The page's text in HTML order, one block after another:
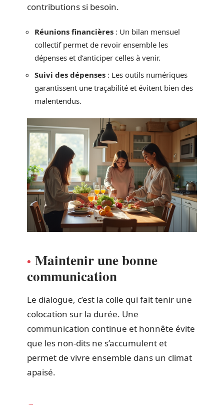
contributions si besoin.
Réunions financières : Un bilan mensuel
collectif permet de revoir ensemble les
dépenses et d’anticiper celles à venir.
Suivi des dépenses : Les outils numériques
garantissent une traçabilité et évitent bien des
malentendus.
Maintenir une bonne
communication
Le dialogue, c’est la colle qui fait tenir une
colocation sur la durée. Une
communication continue et honnête évite
que les non-dits ne s’accumulent et
permet de vivre ensemble dans un climat
apaisé.